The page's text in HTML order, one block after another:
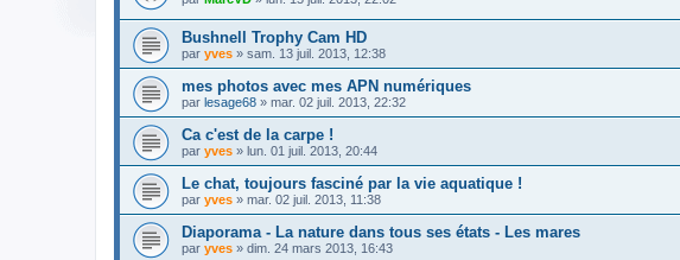
Bushnell Trophy Cam HD
par yves » sam. 13 juil. 2013, 12:38
mes photos avec mes APN numériques
par lesage68 » mar. 02 juil. 2013, 22:32
Ca c'est de la carpe !
par yves » lun. 01 juil. 2013, 20:44
Le chat, toujours fasciné par la vie aquatique !
par yves » mar. 02 juil. 2013, 11:38
Diaporama - La nature dans tous ses états - Les mares
par yves » dim. 24 mars 2013, 16:43